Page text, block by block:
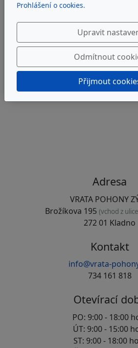
Adresa
VRATA POHONY
Brožíkova 195 (vchod z
272 01 Kladno
Kontakt
info@vrata-
734 161 818
Otevírací
PO: 9:00 - 18:00
ÚT: 9:00 - 15:00
ST: 9:00 - 18:00
Prohlášení o cookies.
Upravit
Odmítnout
Přijmout